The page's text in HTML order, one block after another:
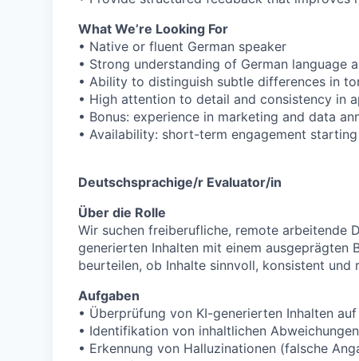
What We’re Looking For
• Native or fluent German speaker
• Strong understanding of German language
• Ability to distinguish subtle differences in
• High attention to detail and consistency in
• Bonus: experience in marketing and data
• Availability: short-term engagement starting
Deutschsprachige/r Evaluator/in
Über die Rolle
Wir suchen freiberufliche, remote arbeitende
generierten Inhalten mit einem ausgeprägten
beurteilen, ob Inhalte sinnvoll, konsistent und
Aufgaben
• Überprüfung von KI-generierten Inhalten
• Identifikation von inhaltlichen Abweichungen
• Erkennung von Halluzinationen (falsche